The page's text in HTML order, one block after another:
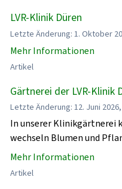
LVR-Klinik Düren
Letzte Änderung: 1. Oktober
Mehr Informationen
Artikel
Gärtnerei der LVR-Klinik
Letzte Änderung: 12. Juni
In unserer Klinikgärtnerei
wechseln Blumen und
Mehr Informationen
Artikel